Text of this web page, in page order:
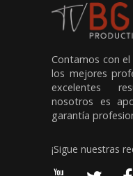
Contamos con
los mejores
excelentes
nosotros es
garantía
¡Sigue nuestras